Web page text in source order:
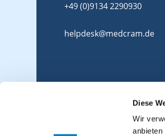
Diese
Wir
+49 (0)9134 2290930
helpdesk@medcram.de